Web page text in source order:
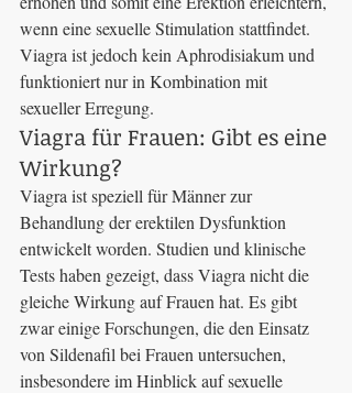
wenn eine sexuelle Stimulation stattfindet.
Viagra ist jedoch kein Aphrodisiakum und
funktioniert nur in Kombination mit
sexueller Erregung.
Viagra für Frauen: Gibt es eine
Wirkung?
Viagra ist speziell für Männer zur
Behandlung der erektilen Dysfunktion
entwickelt worden. Studien und klinische
Tests haben gezeigt, dass Viagra nicht die
gleiche Wirkung auf Frauen hat. Es gibt
zwar einige Forschungen, die den Einsatz
von Sildenafil bei Frauen untersuchen,
insbesondere im Hinblick auf sexuelle